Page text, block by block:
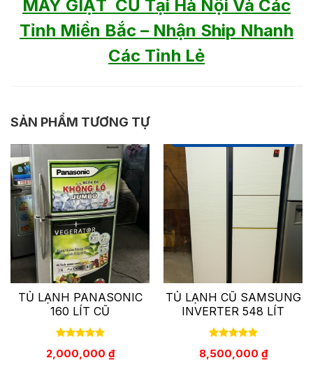
MÁY GIẶT CŨ Tại Hà Nội Và Các
Tỉnh Miền Bắc – Nhận Ship Nhanh
Các Tỉnh Lẻ
SẢN PHẨM TƯƠNG TỰ
TỦ LẠNH PANASONIC
160 LÍT CŨ
2,000,000 ₫
TỦ LẠNH CŨ SAMSUNG
INVERTER 548 LÍT
8,500,000 ₫